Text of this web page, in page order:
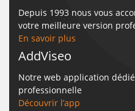
Depuis 1993 nous vous
votre meilleure version
En savoir plus
AddViseo
Notre web application
professionnelle
Découvrir l’app